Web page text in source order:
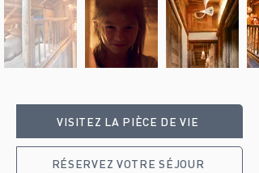
VISITEZ LA PIÈCE DE VIE
RÉSERVEZ VOTRE SÉJOUR